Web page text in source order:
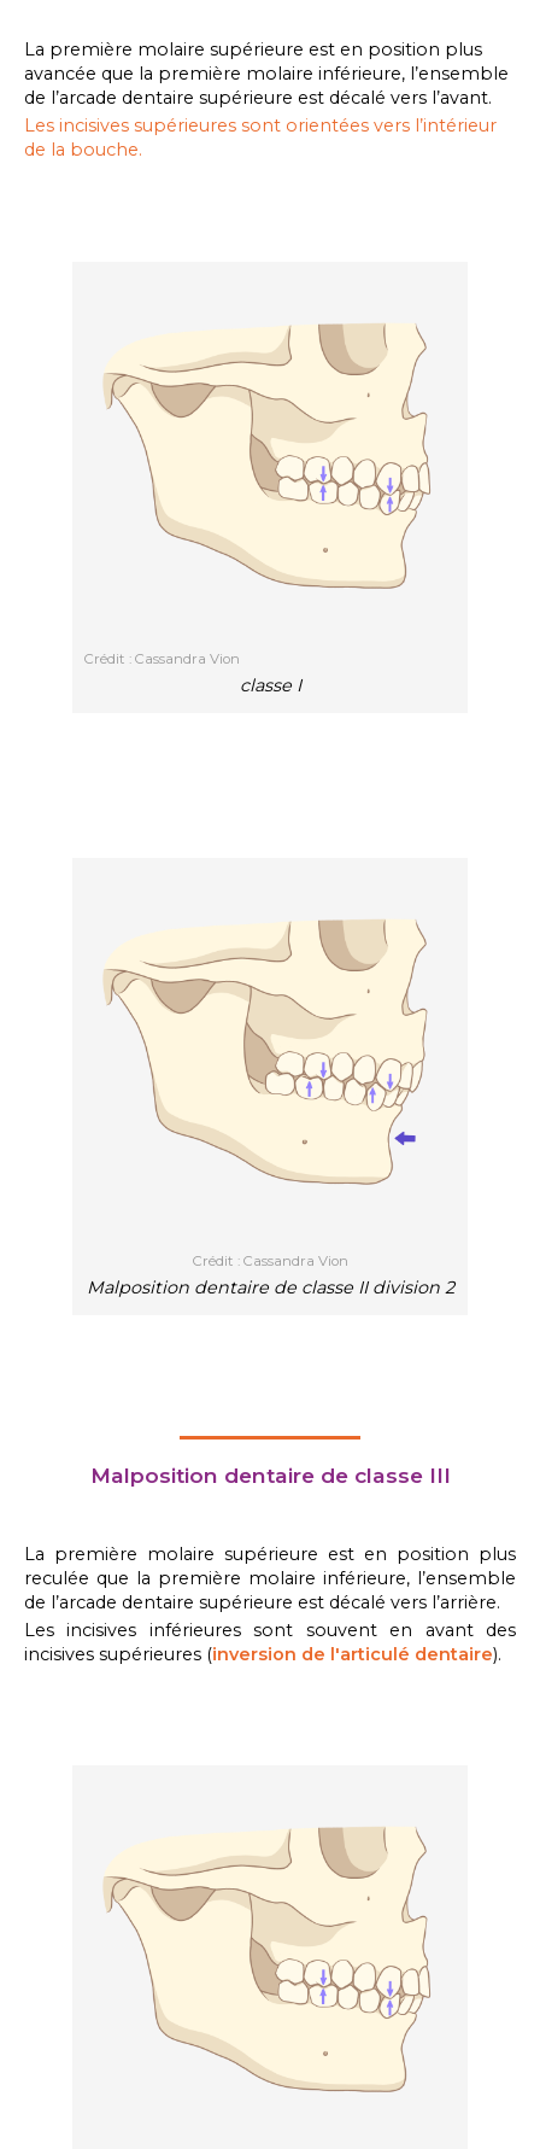
La première molaire supérieure est en position plus
avancée que la première molaire inférieure, l’ensemble
de l’arcade dentaire supérieure est décalé vers l’avant.
Les incisives supérieures sont orientées vers l’intérieur
de la bouche.
Crédit : Cassandra Vion
classe I
Crédit : Cassandra Vion
Malposition dentaire de classe II division 2
Malposition dentaire de classe III
La première molaire supérieure est en position plus
reculée que la première molaire inférieure, l’ensemble
de l’arcade dentaire supérieure est décalé vers l’arrière.
Les incisives inférieures sont souvent en avant des
incisives supérieures (inversion de l'articulé dentaire).